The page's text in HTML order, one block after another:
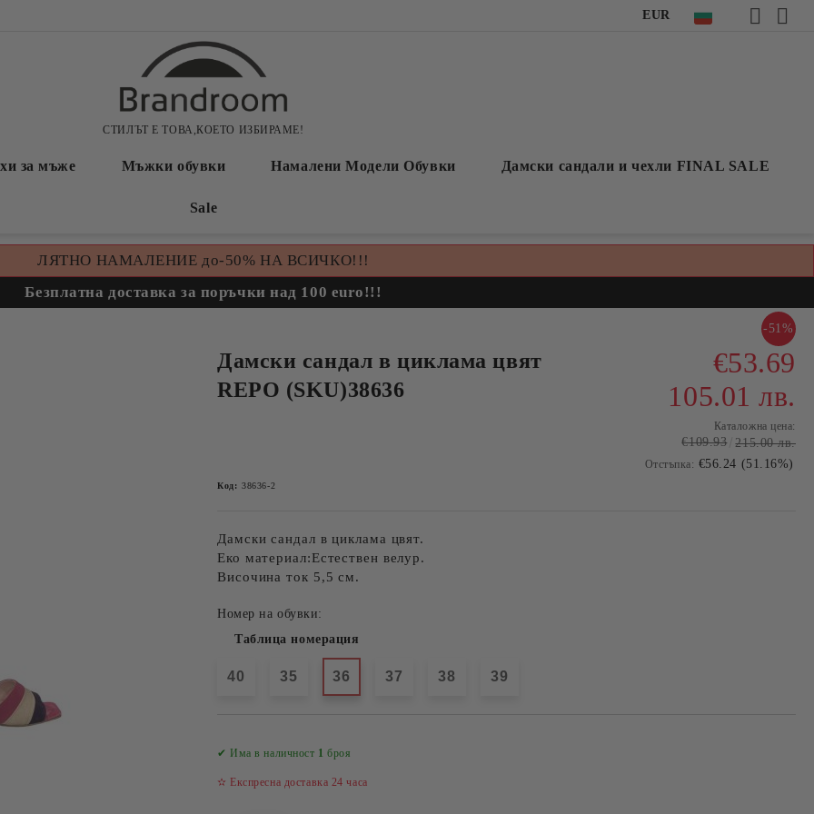
EUR
СТИЛЪТ Е ТОВА,КОЕТО ИЗБИРАМЕ!
за мъже Мъжки обувки Намалени Модели Обувки Дамски сандали и чехли FINAL SALE
Sale
ЛЯТНО НАМАЛЕНИЕ до-50% НА ВСИЧКО!!!
Безплатна доставка за поръчки над 100 euro!!!
Дамски сандал в циклама цвят
REPO (SKU)38636
-51%
€53.69
105.01 лв.
Каталожна цена:
€109.93 215.00 лв.
Отстъпка: €56.24 (51.16%)
Код: 38636-2
Дамски сандал в циклама цвят.
Еко материал:Естествен велур.
Височина ток 5,5 см.
Номер на обувки:
Таблица номерация
40 35 36 37 38 39
✔ Има в наличност 1 броя
✫ Експресна доставка 24 часа